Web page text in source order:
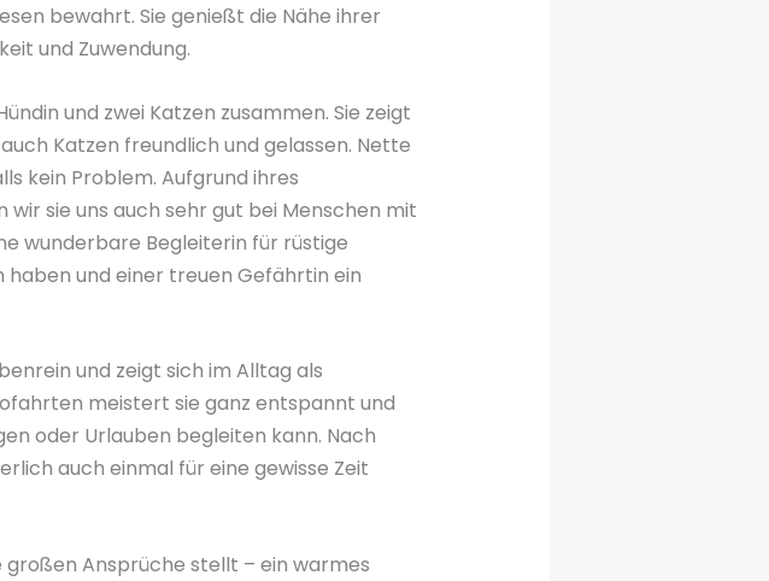
bewahrt. Sie genießt die Nähe ihrer
und Zuwendung.
und zwei Katzen zusammen. Sie zeigt
Katzen freundlich und gelassen. Nette
kein Problem. Aufgrund ihres
sie uns auch sehr gut bei Menschen mit
wunderbare Begleiterin für rüstige
haben und einer treuen Gefährtin ein
und zeigt sich im Alltag als
meistert sie ganz entspannt und
oder Urlauben begleiten kann. Nach
auch einmal für eine gewisse Zeit
großen Ansprüche stellt – ein warmes